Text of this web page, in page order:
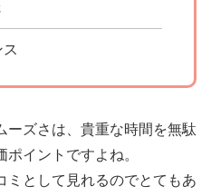
ーズさは、貴重な時間を無駄
イントですよね。
ミとして見れるのでとてもあ